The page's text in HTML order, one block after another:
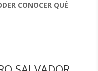
CONOCER QUÉ